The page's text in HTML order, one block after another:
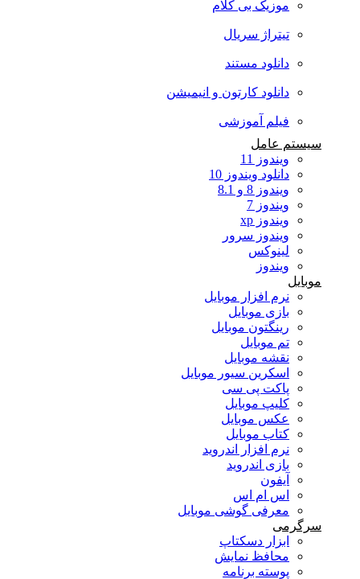
موزیک بی کلام
تیتراژ سریال
دانلود مستند
دانلود کارتون و انیمیشن
فیلم آموزشی
سیستم عامل
ویندوز 11
دانلود ویندوز 10
ویندوز 8 و 8.1
ویندوز 7
ویندوز xp
ویندوز سرور
لینوکس
ویندوز
موبایل
نرم افزار موبایل
بازی موبایل
رینگتون موبایل
تم موبایل
نقشه موبایل
اسکرین سیور موبایل
پاکت پی سی
کلیپ موبایل
عکس موبایل
کتاب موبایل
نرم افزار اندروید
بازی اندروید
آیفون
اس ام اس
معرفی گوشی موبایل
سرگرمی
ابزار دسکتاپ
محافظ نمایش
پوسته برنامه